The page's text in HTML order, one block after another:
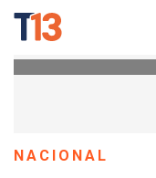
NACIONAL